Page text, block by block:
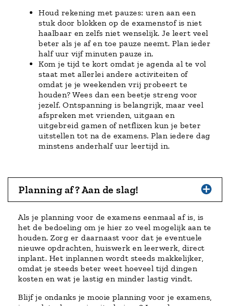
Houd rekening met pauzes: uren aan een
stuk door blokken op de examenstof is niet
haalbaar en zelfs niet wenselijk. Je leert veel
beter als je af en toe pauze neemt. Plan ieder
half uur vijf minuten pauze in.
Kom je tijd te kort omdat je agenda al te vol
staat met allerlei andere activiteiten of
omdat je je weekenden vrij probeert te
houden? Wees dan een beetje streng voor
jezelf. Ontspanning is belangrijk, maar veel
afspreken met vrienden, uitgaan en
uitgebreid gamen of netflixen kun je beter
uitstellen tot na de examens. Plan iedere dag
minstens anderhalf uur leertijd in.
Planning af? Aan de slag!
Als je planning voor de examens eenmaal af is, is
het de bedoeling om je hier zo veel mogelijk aan te
houden. Zorg er daarnaast voor dat je eventuele
nieuwe opdrachten, huiswerk en leerwerk, direct
inplant. Het inplannen wordt steeds makkelijker,
omdat je steeds beter weet hoeveel tijd dingen
kosten en wat je lastig en minder lastig vindt.
Blijf je ondanks je mooie planning voor je examens,